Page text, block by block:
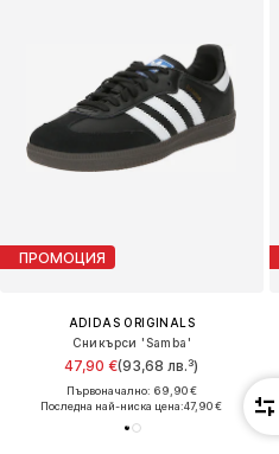
ПРОМОЦИЯ
ADIDAS ORIGINALS
Сникърси 'Samba'
47,90 €(93,68 лв.³)
Първоначално: 69,90 €
Последна най-ниска цена:47,90 €